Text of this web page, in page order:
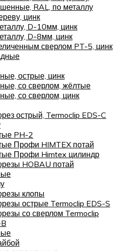
RAL, по металлу
цинк
D-10мм, цинк
D-8мм, цинк
сверлом PT-5, цинк
острые, цинк
со сверлом, жёлтые
со сверлом, цинк
острый, Termoclip EDS-C
PH-2
Профи HIMTEX потай
Профи Himtex цилиндр
HOBAU потай
клопы
острые Termoclip EDS-S
со сверлом Termoclip